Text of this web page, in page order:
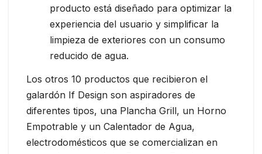
producto está diseñado para optimizar la
experiencia del usuario y simplificar la
limpieza de exteriores con un consumo
reducido de agua.
Los otros 10 productos que recibieron el
galardón If Design son aspiradores de
diferentes tipos, una Plancha Grill, un Horno
Empotrable y un Calentador de Agua,
electrodomésticos que se comercializan en